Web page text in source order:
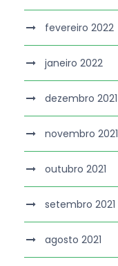
fevereiro 2022
janeiro 2022
dezembro 2021
novembro 2021
outubro 2021
setembro 2021
agosto 2021